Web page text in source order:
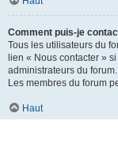
Comment puis-je
Tous les utilisateurs du
lien « Nous contacter »
administrateurs du forum.
Les membres du forum
Haut